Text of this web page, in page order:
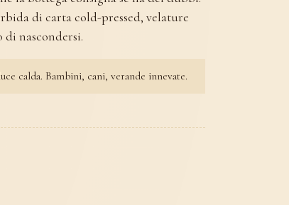
di carta cold-pressed, velature
nascondersi.
calda. Bambini, cani, verande innevate.